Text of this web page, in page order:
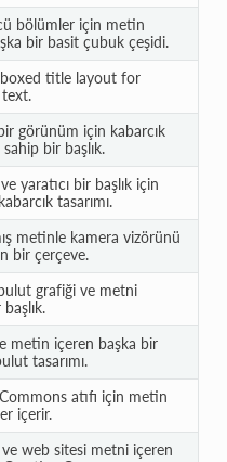
bölümler için metin
bir basit çubuk çeşidi.
title layout for
görünüm için kabarcık
bir başlık.
yaratıcı bir başlık için
tasarımı.
metinle kamera vizörünü
bir çerçeve.
grafiği ve metni
metin içeren başka bir
tasarımı.
atıfı için metin
içerir.
ve web sitesi metni içeren